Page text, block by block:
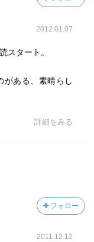
2012.01.07
スタート。
がある、素晴らし
詳細をみる
フォロー
2011.12.12